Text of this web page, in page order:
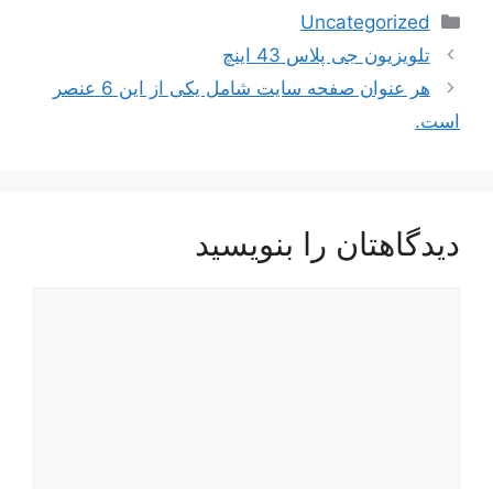
دسته‌ها
Uncategorized
تلویزیون جی پلاس 43 اینچ
هر عنوان صفحه سایت شامل یکی از این 6 عنصر
است.
دیدگاهتان را بنویسید